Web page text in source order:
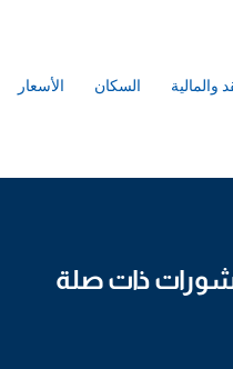
والمالية السكان الأسعار
ذات صلة